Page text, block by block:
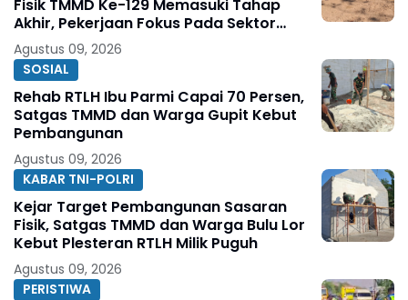
Fisik TMMD Ke-129 Memasuki Tahap
Akhir, Pekerjaan Fokus Pada Sektor
Pendukung Jembatan
Agustus 09, 2026
SOSIAL
Rehab RTLH Ibu Parmi Capai 70 Persen,
Satgas TMMD dan Warga Gupit Kebut
Pembangunan
Agustus 09, 2026
KABAR TNI-POLRI
Kejar Target Pembangunan Sasaran
Fisik, Satgas TMMD dan Warga Bulu Lor
Kebut Plesteran RTLH Milik Puguh
Agustus 09, 2026
PERISTIWA